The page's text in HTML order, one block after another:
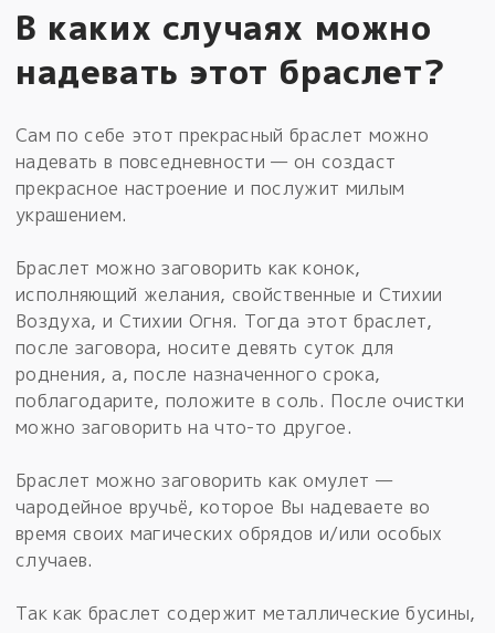
В каких случаях можно
надевать этот браслет?
Сам по себе этот прекрасный браслет можно
надевать в повседневности — он создаст
прекрасное настроение и послужит милым
украшением.
Браслет можно заговорить как конок,
исполняющий желания, свойственные и Стихии
Воздуха, и Стихии Огня. Тогда этот браслет,
после заговора, носите девять суток для
роднения, а, после назначенного срока,
поблагодарите, положите в соль. После очистки
можно заговорить на что-то другое.
Браслет можно заговорить как омулет —
чародейное вручьё, которое Вы надеваете во
время своих магических обрядов и/или особых
случаев.
Так как браслет содержит металлические бусины,